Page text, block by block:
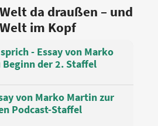
da draußen – und
im Kopf
- Essay von Marko
Beginn der 2. Staffel
von Marko Martin zur
Podcast-Staffel